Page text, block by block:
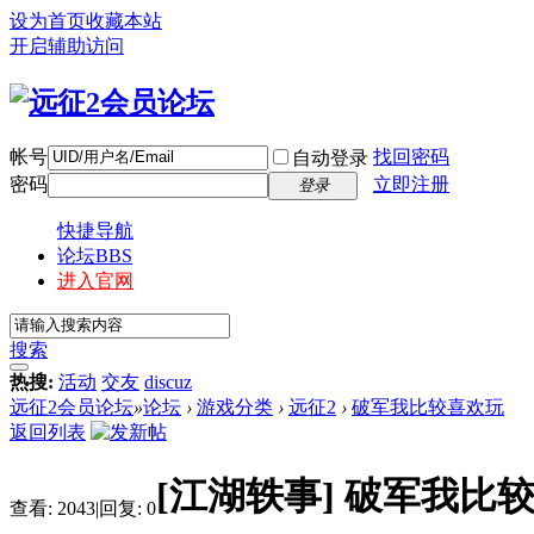
设为首页收藏本站
开启辅助访问
帐号 自动登录 找回密码
密码
登录 立即注册
快捷导航
论坛BBS
进入官网
搜索
热搜: 活动 交友 discuz
远征2会员论坛»论坛 › 游戏分类 › 远征2 › 破军我比较喜欢玩
返回列表
查看: 2043|回复: 0[江湖轶事]破军我比